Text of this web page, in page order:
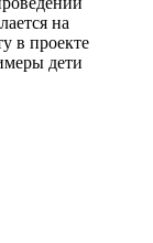
на
в проекте
дети